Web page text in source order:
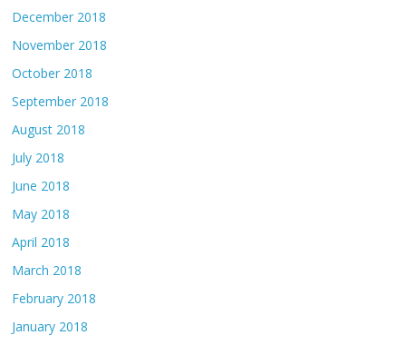
December 2018
November 2018
October 2018
September 2018
August 2018
July 2018
June 2018
May 2018
April 2018
March 2018
February 2018
January 2018